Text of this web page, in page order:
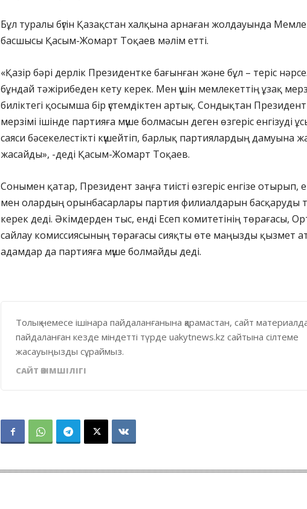
Бұл туралы бүгін Қазақстан халқына арнаған жолдауында
басшысы Қасым-Жомарт Тоқаев мәлім етті.
«Қазір бәрі дерлік Президентке бағынған және бұл – теріс
бұндай тәжірибеден кету керек. Мен үшін мемлекеттің ұзақ
биліктегі қосымша бір үстемдіктен артық. Сондықтан
мерзімі ішінде партияға мүше болмасын деген өзгеріс енгізуді
саяси бәсекелестікті күшейтіп, барлық партиялардың дамуына
жасайды», -деді Қасым-Жомарт Тоқаев.
Сонымен қатар, Президент заңға тиісті өзгеріс енгізе отырып,
мен олардың орынбасарлары партия филиалдарын басқаруды
керек деді. Әкімдерден тыс, енді Есеп комитетінің төрағасы,
сайлау комиссиясының төрағасы сияқты өте маңызды қызмет
адамдар да партияға мүше болмайды деді.
Толық немесе ішінара пайдаланғанына қарамастан, сайт
пайдаланған кезде міндетті түрде uakytnews.kz сайтына сілтеме
жасауыңызды сұраймыз.
САЙТ ӘКІМШІЛІГІ